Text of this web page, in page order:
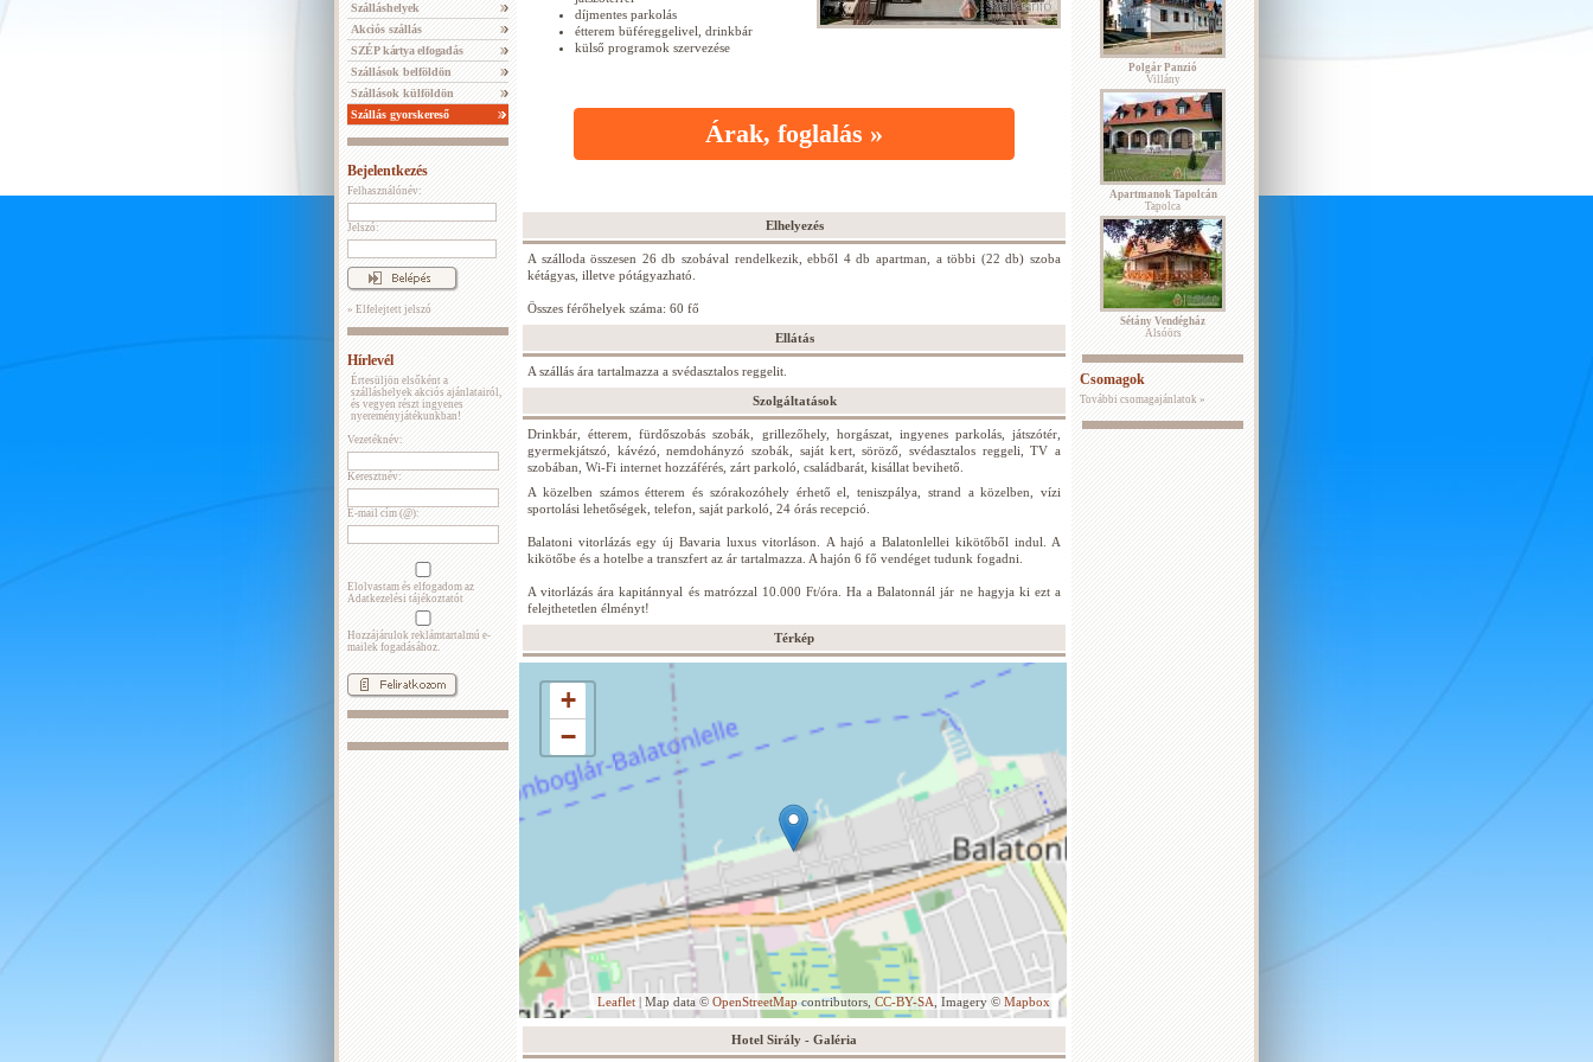
Szálláshelyek
Akciós szállás
SZÉP kártya elfogadás
Szállások belföldön
Szállások külföldön
Szállás gyorskereső
Bejelentkezés
Felhasználónév:
Jelszó:
» Elfelejtett jelszó
Hírlevél
Értesüljön elsőként a
szálláshelyek akciós ajánlatairól,
és vegyen részt ingyenes
nyereményjátékunkban!
Vezetéknév:
Keresztnév:
E-mail cím (@):
Elolvastam és elfogadom az
Adatkezelési tájékoztatót
Hozzájárulok reklámtartalmú e-
mailek fogadásához.
díjmentes parkolás
étterem büféreggelivel, drinkbár
külső programok szervezése
Árak, foglalás »
Elhelyezés
A szálloda összesen 26 db szobával rendelkezik, ebből 4 db apartman, a többi (22 db) szoba
kétágyas, illetve pótágyazható.
Összes férőhelyek száma: 60 fő
Ellátás
A szállás ára tartalmazza a svédasztalos reggelit.
Szolgáltatások
Drinkbár, étterem, fürdőszobás szobák, grillezőhely, horgászat, ingyenes parkolás, játszótér,
gyermekjátszó, kávézó, nemdohányzó szobák, saját kert, söröző, svédasztalos reggeli, TV a
szobában, Wi-Fi internet hozzáférés, zárt parkoló, családbarát, kisállat bevihető.
A közelben számos étterem és szórakozóhely érhető el, teniszpálya, strand a közelben, vízi
sportolási lehetőségek, telefon, saját parkoló, 24 órás recepció.
Balatoni vitorlázás egy új Bavaria luxus vitorláson. A hajó a Balatonlellei kikötőből indul. A
kikötőbe és a hotelbe a transzfert az ár tartalmazza. A hajón 6 fő vendéget tudunk fogadni.
A vitorlázás ára kapitánnyal és matrózzal 10.000 Ft/óra. Ha a Balatonnál jár ne hagyja ki ezt a
felejthetetlen élményt!
Térkép
+
−
Leaflet | Map data © OpenStreetMap contributors, CC-BY-SA , Imagery © Mapbox
Hotel Sirály - Galéria
Polgár Panzió
Villány
Apartmanok Tapolcán
Tapolca
Sétány Vendégház
Alsóörs
Csomagok
További csomagajánlatok »